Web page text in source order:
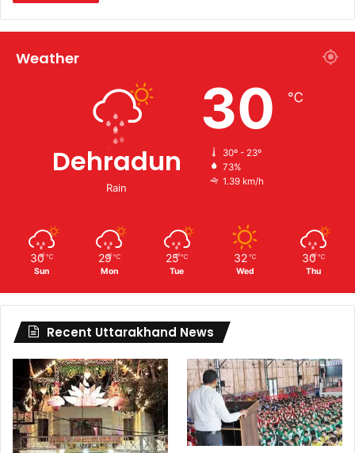
Weather
Dehradun
Rain
30 ℃
30º - 23º
73%
1.39 km/h
30 ℃
Sun
29 ℃
Mon
25 ℃
Tue
32 ℃
Wed
30 ℃
Thu
Recent Uttarakhand News